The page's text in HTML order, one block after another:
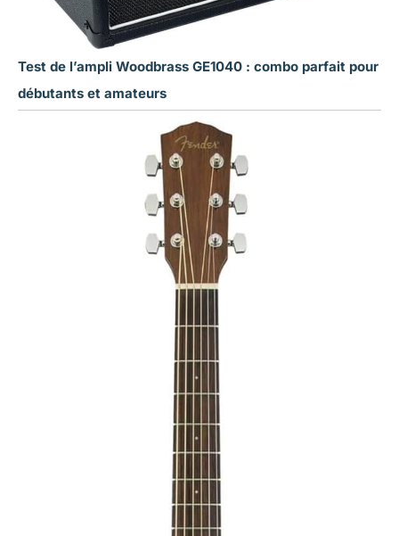
Test de l’ampli Woodbrass GE1040 : combo parfait pour
débutants et amateurs